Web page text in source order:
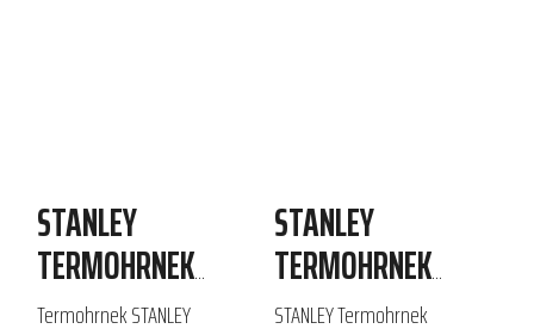
STANLEY
TERMOHRNEK
AEROLIGHT
Termohrnek STANLEY
STANLEY
TERMOHRNEK
AEROLIGHT
STANLEY Termohrnek